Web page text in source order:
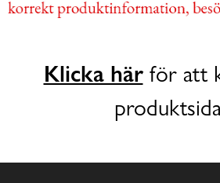
Klicka härför att